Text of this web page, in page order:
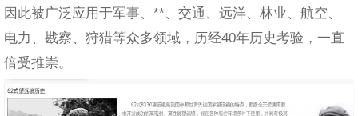
因此被广泛应用于军事、**、交通、远洋、林业、航空、
电力、戡察、狩猎等众多领域，历经40年历史考验，一直
倍受推崇。